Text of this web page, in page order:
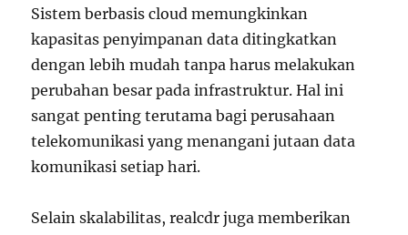
Sistem berbasis cloud memungkinkan
kapasitas penyimpanan data ditingkatkan
dengan lebih mudah tanpa harus melakukan
perubahan besar pada infrastruktur. Hal ini
sangat penting terutama bagi perusahaan
telekomunikasi yang menangani jutaan data
komunikasi setiap hari.
Selain skalabilitas, realcdr juga memberikan